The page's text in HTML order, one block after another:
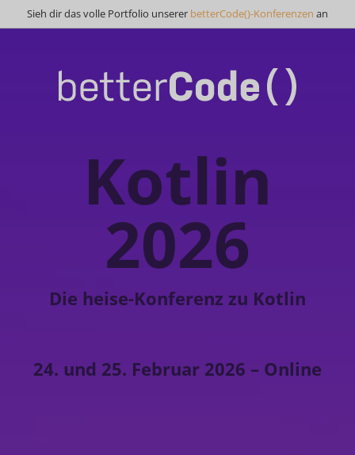
Sieh dir das volle Portfolio unserer betterCode()-Konferenzen an
Kotlin
2026
Die heise-Konferenz zu Kotlin
24. und 25. Februar 2026 – Online